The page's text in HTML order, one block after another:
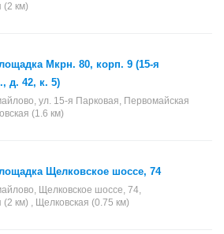
(2 км)
Мкрн. 80, корп. 9 (15-я
д. 42, к. 5)
ул. 15-я Парковая, Первомайская
(1.6 км)
Щелковское шоссе, 74
Щелковское шоссе, 74,
(2 км) , Щелковская (0.75 км)